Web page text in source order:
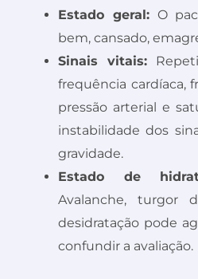
Estado geral:O
bem, cansado,
Sinais vitais:
frequência cardíaca,
pressão arterial e
instabilidade dos
gravidade.
Estado de
Avalanche, turgor
desidratação pode
confundir a avaliação.